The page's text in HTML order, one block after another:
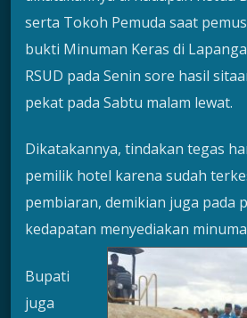
serta Tokoh Pemuda saat
bukti Minuman Keras di
RSUD pada Senin sore hasil
pekat pada Sabtu malam lewat.
Dikatakannya, tindakan tegas
pemilik hotel karena sudah
pembiaran, demikian juga pada
kedapatan menyediakan
Bupati
juga